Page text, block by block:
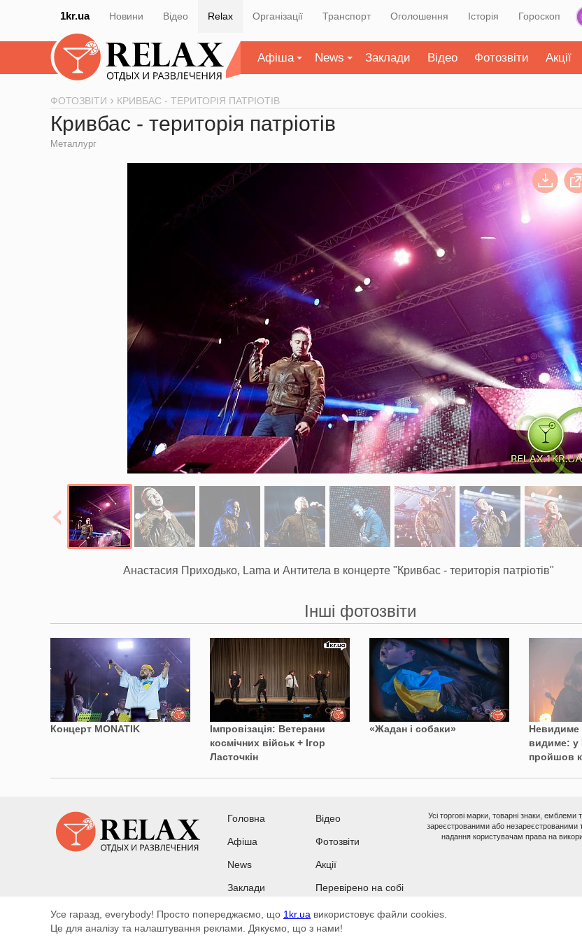
1kr.ua Новини Відео Relax Організації Транспорт Оголошення Історія Гороскоп
Афіша News Заклади Відео Фотозвіти Акції
ФОТОЗВІТИ КРИВБАС - ТЕРИТОРІЯ ПАТРІОТІВ
Кривбас - територія патріотів
Металлург
Анастасия Приходько, Lama и Антитела в концерте "Кривбас - територія патріотів"
Інші фотозвіти
Концерт MONATIK
Імпровізація: Ветерани
космічних військ + Ігор
Ласточкін
«Жадан і собаки»
Невидиме
видиме: у
пройшов
Головна
Афіша
News
Заклади
Відео
Фотозвіти
Акції
Перевірено на собі
Усі торгові марки, товарні знаки, емблеми
зареєстрованими або незареєстрованими
надання користувачам права на
Copyright © 2010 - 2026 Всі права захищені
Усе гаразд, everybody! Просто попереджаємо, що 1kr.ua використовує файли cookies.
Це для аналізу та налаштування реклами. Дякуємо, що з нами!